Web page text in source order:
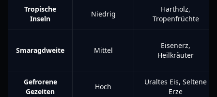
Tropische
Inseln
Niedrig
Hartholz,
Tropenfrüchte
Smaragdweite Mittel
Eisenerz,
Heilkräuter
Gefrorene
Gezeiten
Hoch
Uraltes Eis, Seltene
Erze